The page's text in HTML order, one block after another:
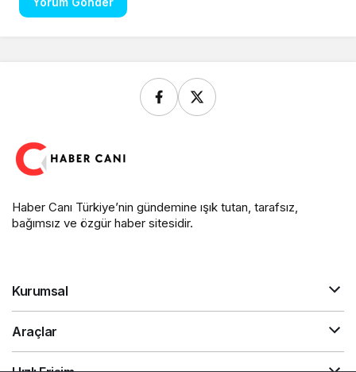
Haber Canı Türkiye’nin gündemine ışık tutan, tarafsız,
bağımsız ve özgür haber sitesidir.
Kurumsal
Araçlar